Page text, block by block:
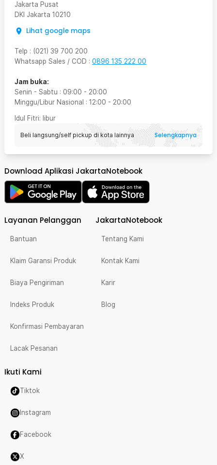
Jakarta Pusat
DKI Jakarta 10210
Lihat google maps
Telp : (021) 39 700 200
Whatsapp Sales / COD : 0896 135 222 00
Jam buka:
Senin - Sabtu : 09:00 - 20:00
Minggu/Libur Nasional : 12:00 - 20:00
Idul Fitri: libur
Beli langsung/self pickup di kota lainnya Selengkapnya
Download Aplikasi JakartaNotebook
Layanan Pelanggan
Bantuan
Klaim Garansi Produk
Biaya Pengiriman
Indeks Produk
Konfirmasi Pembayaran
Lacak Pesanan
JakartaNotebook
Tentang Kami
Kontak Kami
Karir
Blog
Ikuti Kami
Tiktok
Instagram
Facebook
X